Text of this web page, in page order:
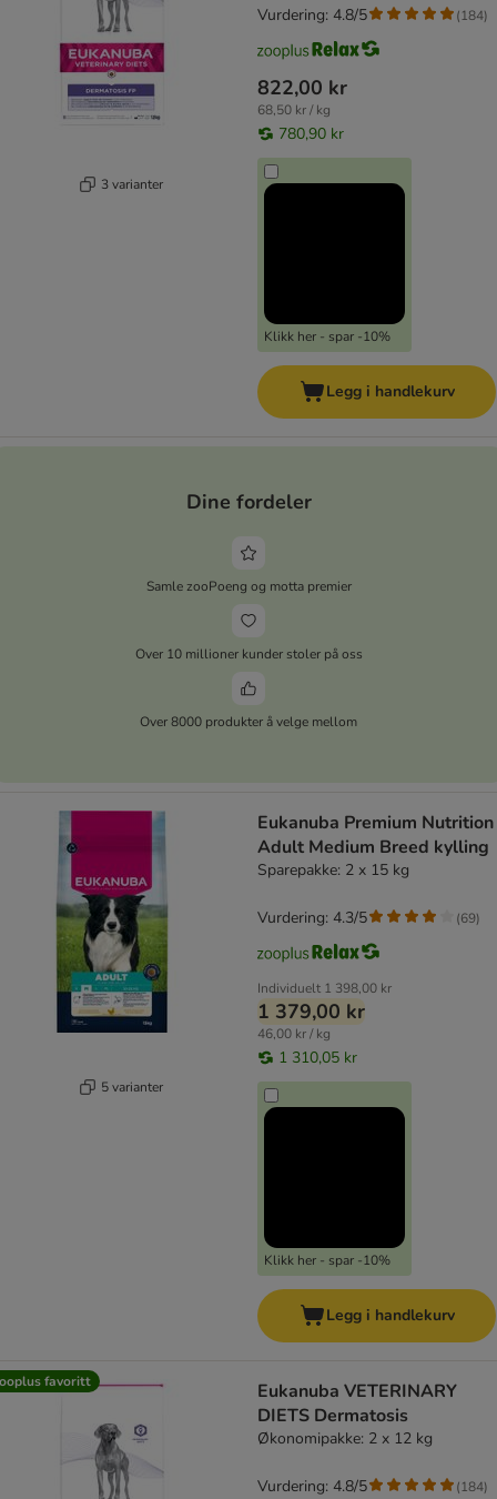
3 varianter
822,00 kr
68,50 kr / kg
780,90 kr
Klikk her - spar -10%
Vurdering: 4.8/5 (184)
Legg i handlekurv
Dine fordeler
Samle zooPoeng og motta premier
Over 10 millioner kunder stoler på oss
Over 8000 produkter å velge mellom
5 varianter
Eukanuba Premium Nutrition
Adult Medium Breed kylling
Sparepakke: 2 x 15 kg
Individuelt 1 398,00 kr
1 379,00 kr
46,00 kr / kg
1 310,05 kr
Klikk her - spar -10%
Vurdering: 4.3/5 (69)
Legg i handlekurv
favoritt
Eukanuba VETERINARY
DIETS Dermatosis
Økonomipakke: 2 x 12 kg
Vurdering: 4.8/5 (184)